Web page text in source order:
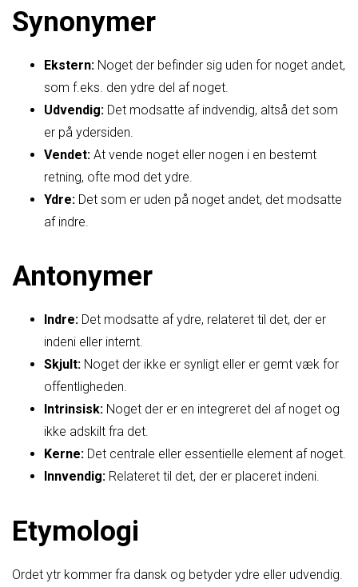
Synonymer
Ekstern: Noget der befinder sig uden for noget andet,
som f.eks. den ydre del af noget.
Udvendig: Det modsatte af indvendig, altså det som
er på ydersiden.
Vendet: At vende noget eller nogen i en bestemt
retning, ofte mod det ydre.
Ydre: Det som er uden på noget andet, det modsatte
af indre.
Antonymer
Indre: Det modsatte af ydre, relateret til det, der er
indeni eller internt.
Skjult: Noget der ikke er synligt eller er gemt væk for
offentligheden.
Intrinsisk: Noget der er en integreret del af noget og
ikke adskilt fra det.
Kerne: Det centrale eller essentielle element af noget.
Innvendig: Relateret til det, der er placeret indeni.
Etymologi
Ordet ytr kommer fra dansk og betyder ydre eller udvendig.